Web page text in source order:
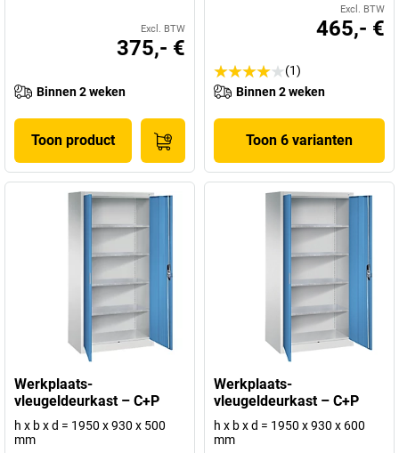
Excl. BTW
375,- €
Binnen 2 weken
Toon product
Excl. BTW
465,- €
(1)
Binnen 2 weken
Toon 6 varianten
Werkplaats-
vleugeldeurkast – C+P
h x b x d = 1950 x 930 x 500
mm
Werkplaats-
vleugeldeurkast – C+P
h x b x d = 1950 x 930 x 600
mm